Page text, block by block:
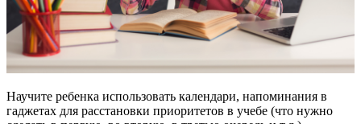
Научите ребенка использовать календари, напоминания в
гаджетах для расстановки приоритетов в учебе (что нужно